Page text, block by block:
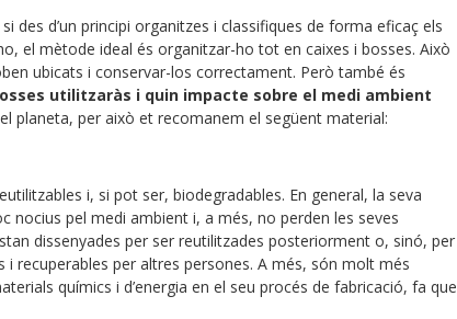
d’un principi organitzes i classifiques de forma eficaç els
el mètode ideal és organitzar-ho tot en caixes i bosses. Això
ubicats i conservar-los correctament. Però també és
utilitzaràs i quin impacte sobre el medi ambient
planeta, per això et recomanem el següent material:
i, si pot ser, biodegradables. En general, la seva
nocius pel medi ambient i, a més, no perden les seves
dissenyades per ser reutilitzades posteriorment o, sinó, per
recuperables per altres persones. A més, són molt més
químics i d’energia en el seu procés de fabricació, fa que